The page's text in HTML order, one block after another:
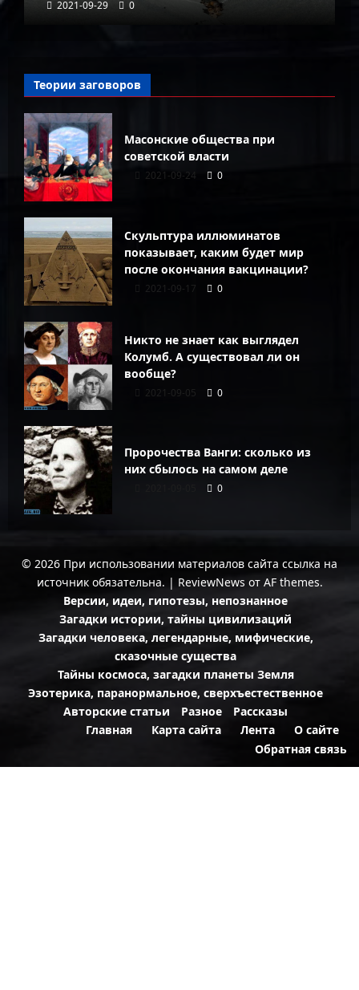
2021-09-29 0
Теории заговоров
Масонские общества при
советской власти
2021-09-24 0
Скульптура иллюминатов
показывает, каким будет мир
после окончания вакцинации?
2021-09-17 0
Никто не знает как выглядел
Колумб. А существовал ли он
вообще?
2021-09-05 0
Пророчества Ванги: сколько из
них сбылось на самом деле
0
© 2026 При использовании материалов сайта ссылка на
источник обязательна. | ReviewNews от AF themes.
Версии, идеи, гипотезы, непознанное
Загадки истории, тайны цивилизаций
Загадки человека, легендарные, мифические,
сказочные существа
Тайны космоса, загадки планеты Земля
Эзотерика, паранормальное, сверхъестественное
Авторские статьи
Разное
Рассказы
Главная
Карта сайта Лента
О сайте
Обратная связь